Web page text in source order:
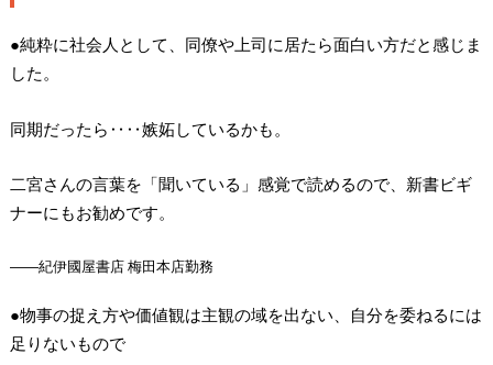
●純粋に社会人として、同僚や上司に居たら面白い方だと感じま
した。
同期だったら‥‥嫉妬しているかも。
二宮さんの言葉を「聞いている」感覚で読めるので、新書ビギ
ナーにもお勧めです。
――紀伊國屋書店 梅田本店勤務
●物事の捉え方や価値観は主観の域を出ない、自分を委ねるには
足りないもので